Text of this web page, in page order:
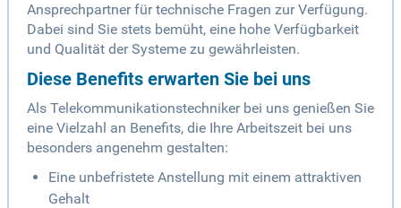
Ansprechpartner für technische Fragen zur Verfügung.
Dabei sind Sie stets bemüht, eine hohe Verfügbarkeit
und Qualität der Systeme zu gewährleisten.
Diese Benefits erwarten Sie bei uns
Als Telekommunikationstechniker bei uns genießen Sie
eine Vielzahl an Benefits, die Ihre Arbeitszeit bei uns
besonders angenehm gestalten:
Eine unbefristete Anstellung mit einem attraktiven
Gehalt